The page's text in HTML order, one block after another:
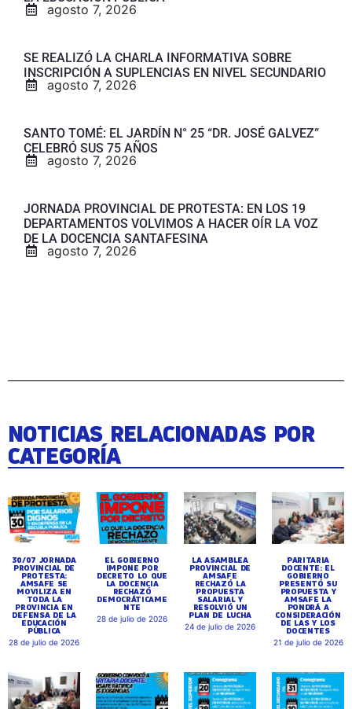
agosto 7, 2026
SE REALIZÓ LA CHARLA INFORMATIVA SOBRE
INSCRIPCIÓN A SUPLENCIAS EN NIVEL SECUNDARIO
agosto 7, 2026
SANTO TOMÉ: EL JARDÍN N° 25 “DR. JOSÉ GALVEZ”
CELEBRÓ SUS 75 AÑOS
agosto 7, 2026
JORNADA PROVINCIAL DE PROTESTA: EN LOS 19
DEPARTAMENTOS VOLVIMOS A HACER OÍR LA VOZ
DE LA DOCENCIA SANTAFESINA
agosto 7, 2026
NOTICIAS RELACIONADAS POR
CATEGORÍA
30/07 JORNADA
PROVINCIAL DE
PROTESTA:
AMSAFE SE
MOVILIZA EN
TODA LA
PROVINCIA EN
DEFENSA DE LA
EDUCACIÓN
PÚBLICA
28 de julio de 2026
EL GOBIERNO
IMPONE POR
DECRETO LO QUE
LA DOCENCIA
RECHAZÓ
DEMOCRÁTICAME
NTE
28 de julio de 2026
LA ASAMBLEA
PROVINCIAL DE
AMSAFE
RECHAZÓ LA
PROPUESTA
SALARIAL Y
RESOLVIÓ UN
PLAN DE LUCHA
24 de julio de 2026
PARITARIA
DOCENTE: EL
GOBIERNO
PRESENTÓ SU
PROPUESTA Y
AMSAFE LA
PONDRÁ A
CONSIDERACIÓN
DE LAS Y LOS
DOCENTES
21 de julio de 2026